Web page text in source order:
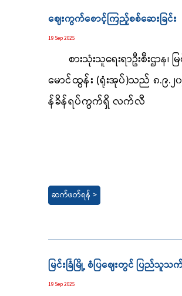
ဈေးကွက်စောင့်ကြည့်စစ်ဆေးခြင်း
19 Sep 2025
စားသုံးသူရေးရာဦးစီးဌာန၊ မ
မောင်ထွန်း (ရုံးအုပ်)သည် ၈.၉.၂
န်ခိန်ရပ်ကွက်ရှိ လက်လီ
ဆက်ဖတ်ရန် >
မြင်းခြံမြို့ စံပြဈေးတွင် ပြည်သူသ
19 Sep 2025